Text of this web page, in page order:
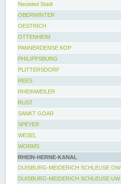
Neuwied Stadt
OBERWINTER
OESTRICH
OTTENHEIM
PANNERDENSE KOP
PHILIPPSBURG
PLITTERSDORF
REES
RHEINWEILER
RUST
SANKT GOAR
SPEYER
WESEL
WORMS
RHEIN-HERNE-KANAL
DUISBURG-MEIDERICH SCHLEUSE OW
DUISBURG-MEIDERICH SCHLEUSE UW